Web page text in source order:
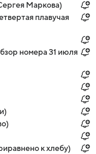
Маркова)
плавучая
номера 31 июля
к хлебу)